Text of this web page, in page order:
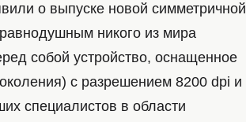
о выпуске новой симметричной
никого из мира
собой устройство, оснащенное
с разрешением 8200 dpi и
специалистов в области